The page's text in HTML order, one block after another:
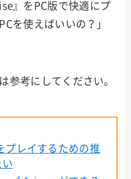
』をPC版で快適にプ
を使えばいいの？」
参考にしてください。
プレイするための推
い